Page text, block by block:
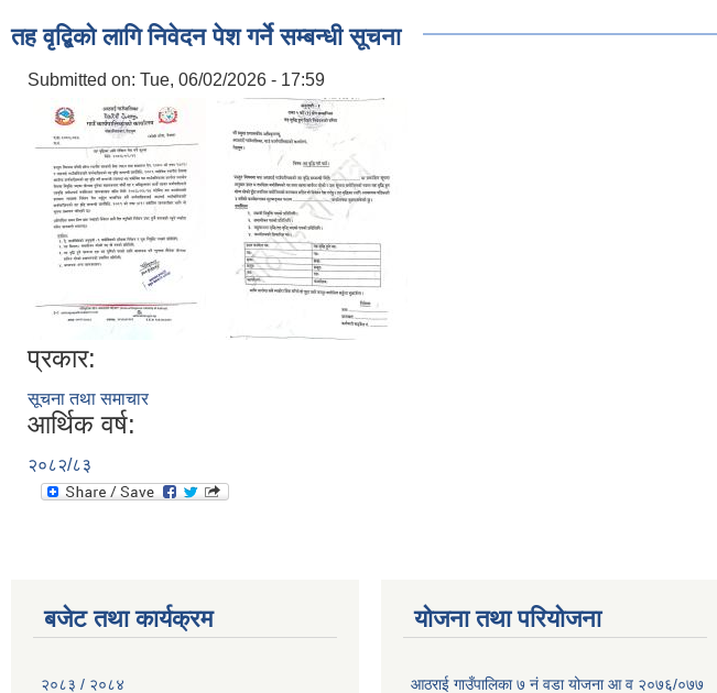
तह वृद्बिको लागि निवेदन पेश गर्ने सम्बन्धी सूचना
Submitted on: Tue, 06/02/2026 - 17:59
प्रकार:
सूचना तथा समाचार
आर्थिक वर्ष:
२०८२/८३
बजेट तथा कार्यक्रम
२०८३ / २०८४
योजना तथा परियोजना
आठराई गाउँपालिका ७ नं वडा योजना आ व २०७६/०७७